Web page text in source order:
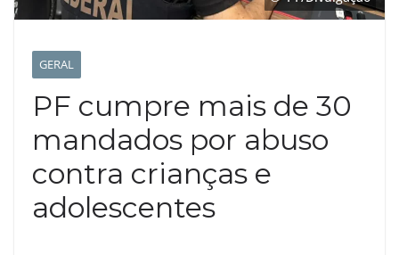
GERAL
PF cumpre mais de 30
mandados por abuso
contra crianças e
adolescentes